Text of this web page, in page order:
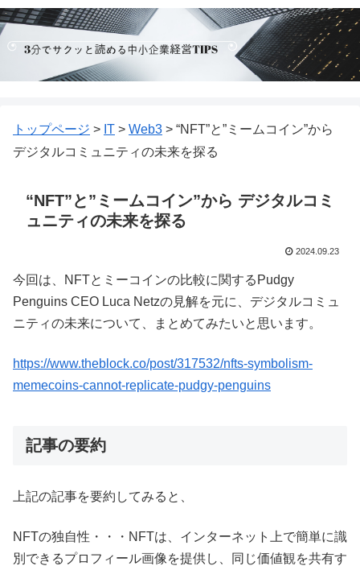
トップページ > IT > Web3 > “NFT”と”ミームコイン”から
デジタルコミュニティの未来を探る
“NFT”と”ミームコイン”から デジタルコミ
ュニティの未来を探る
2024.09.23
今回は、NFTとミーコインの比較に関するPudgy
Penguins CEO Luca Netzの見解を元に、デジタルコミュ
ニティの未来について、まとめてみたいと思います。
https://www.theblock.co/post/317532/nfts-symbolism-
memecoins-cannot-replicate-pudgy-penguins
記事の要約
上記の記事を要約してみると、
NFTの独自性・・・NFTは、インターネット上で簡単に識
別できるプロフィール画像を提供し、同じ価値観を共有す